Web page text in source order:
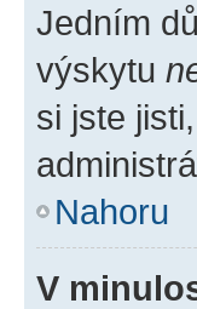
Jedním
výskytu
si jste
Nahoru
V